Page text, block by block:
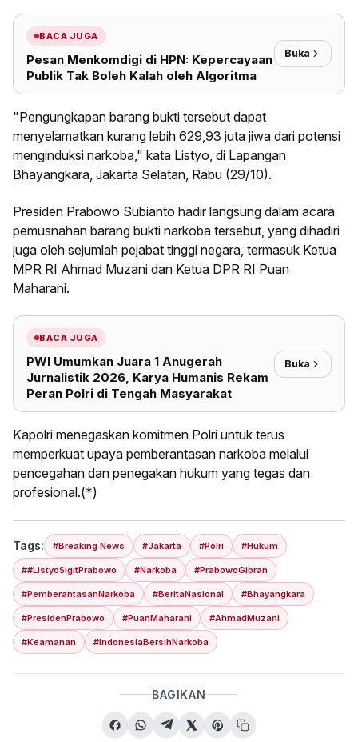
BACA JUGA
Pesan Menkomdigi di HPN: Kepercayaan
Publik Tak Boleh Kalah oleh Algoritma
Buka
"Pengungkapan barang bukti tersebut dapat
menyelamatkan kurang lebih 629,93 juta jiwa dari potensi
menginduksi narkoba," kata Listyo, di Lapangan
Bhayangkara, Jakarta Selatan, Rabu (29/10).
Presiden Prabowo Subianto hadir langsung dalam acara
pemusnahan barang bukti narkoba tersebut, yang dihadiri
juga oleh sejumlah pejabat tinggi negara, termasuk Ketua
MPR RI Ahmad Muzani dan Ketua DPR RI Puan
Maharani.
BACA JUGA
PWI Umumkan Juara 1 Anugerah
Jurnalistik 2026, Karya Humanis Rekam
Peran Polri di Tengah Masyarakat
Buka
Kapolri menegaskan komitmen Polri untuk terus
memperkuat upaya pemberantasan narkoba melalui
pencegahan dan penegakan hukum yang tegas dan
profesional.(*)
Tags: #Breaking News #Jakarta #Polri #Hukum
##ListyoSigitPrabowo #Narkoba #PrabowoGibran
#PemberantasanNarkoba #BeritaNasional #Bhayangkara
#PresidenPrabowo #PuanMaharani #AhmadMuzani
#Keamanan #IndonesiaBersihNarkoba
BAGIKAN